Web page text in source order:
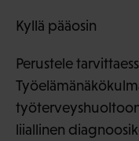
Kyllä pääosin
Perustele
liiallinen